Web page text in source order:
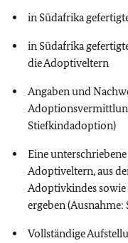
in Südafrika
in Südafrika
die Adoptiveltern
Angaben und
Stiefkindadoption)
Eine
Adoptiveltern, aus
Adoptivkindes
ergeben
Vollständige